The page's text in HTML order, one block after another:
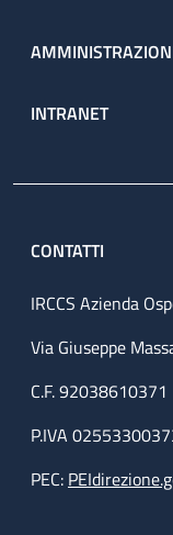
INTRANET
CONTATTI
IRCCS Azienda
Via Giuseppe
C.F. 92038610371
P.IVA
PEC: